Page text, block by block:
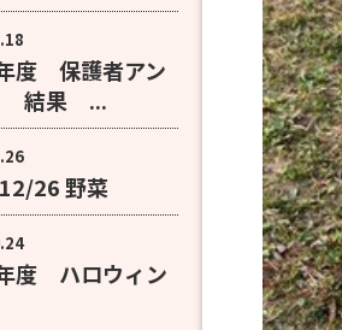
度 保護者アン
結果 ...
26 野菜
度 ハロウィン